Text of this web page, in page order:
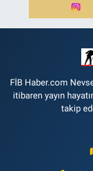
FİB Haber.com
itibaren yayın
takip